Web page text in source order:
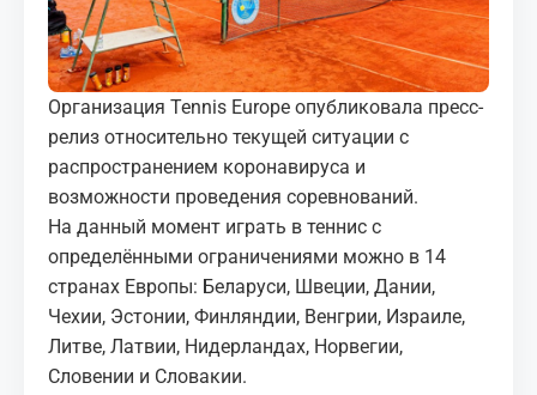
КОНТАКТЫ
UZ-PIN
Организация Tennis Europe опубликовала пресс-
релиз относительно текущей ситуации с
распространением коронавируса и
возможности проведения соревнований.
На данный момент играть в теннис с
определёнными ограничениями можно в 14
странах Европы: Беларуси, Швеции, Дании,
Чехии, Эстонии, Финляндии, Венгрии, Израиле,
Литве, Латвии, Нидерландах, Норвегии,
Словении и Словакии.